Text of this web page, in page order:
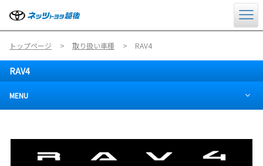
トップページ 取り扱い車種 RAV4
RAV4
MENU